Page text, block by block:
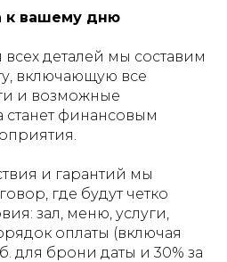
к вашему дню
деталей мы составим
включающую все
и возможные
станет финансовым
и гарантий мы
где будут четко
зал, меню, услуги,
оплаты (включая
для брони даты и 30% за